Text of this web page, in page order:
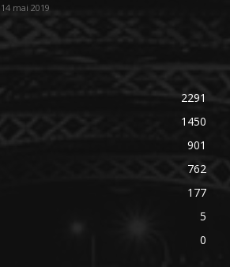
14 mai 2019
2291
1450
901
762
177
5
0